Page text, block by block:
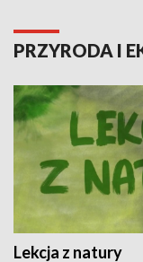
PRZYRODA I
Lekcja z natury